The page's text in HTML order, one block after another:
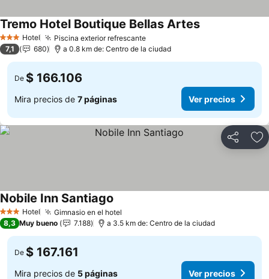
3 Estrellas
Hotel Piscina exterior refrescanteVer precios
Tremo Hotel Boutique Bellas ArtesVer precios
7,1 680 a 0.8 km de: Centro de la ciudad
De $ 166.106
Mira precios de 7 páginas Ver precios
Compartir
3 Estrellas
Hotel Gimnasio en el hotel
Nobile Inn Santiago
8,3 Muy bueno 7.188 a 3.5 km de: Centro de la ciudad
De $ 167.161
Mira precios de 5 páginas Ver precios